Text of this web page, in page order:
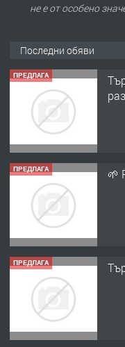
не е от особено
Последни обяви
ПРЕДЛАГА
ПРЕДЛАГА
ПРЕДЛАГА